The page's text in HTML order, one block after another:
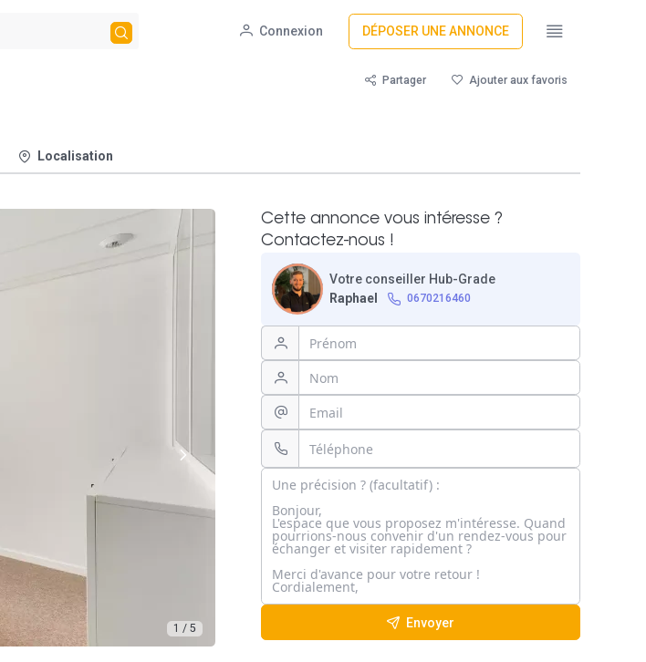
Connexion DÉPOSER UNE ANNONCE
Partager Ajouter aux favoris
Localisation
1 / 5
Cette annonce vous intéresse ?
Contactez-nous !
Votre conseiller Hub-Grade
Raphael
0670216460
Envoyer